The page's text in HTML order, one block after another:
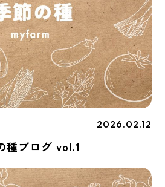
2026.02.12
ブログ vol.1